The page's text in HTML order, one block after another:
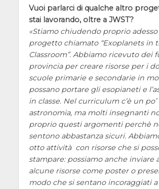
Vuoi parlarci di qualche altro
stai lavorando, oltre a JWST?
Stiamo chiudendo proprio
progetto chiamato “Exoplanets in
Classroom”. Abbiamo ricevuto dei
provincia per creare risorse per i
scuole primarie e secondarie in
possano portare gli esopianeti e
in classe. Nel curriculum c’è un po’
astronomia, ma molti insegnanti
proprio questi argomenti perchè
sentono abbastanza sicuri.
otto attività con risorse che si
stampare: possiamo anche inviare
alcune risorse come poster o
modo che si sentano incoraggiati